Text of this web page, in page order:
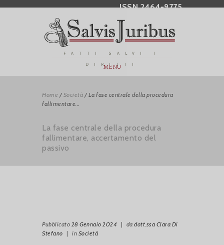
ISSN 2464-9775
FATTI SALVI I
DIRITTI
MENU
Home / Società / La fase centrale della procedura
fallimentare...
La fase centrale della procedura
fallimentare, accertamento del
passivo
Pubblicato 28 Gennaio 2024 | da dott.ssa Clara Di
Stefano | in Società